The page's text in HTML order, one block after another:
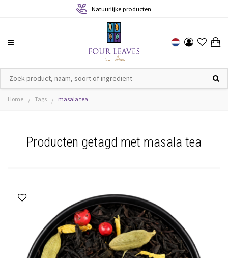
Natuurlijke producten
Home / Tags / masala tea
Producten getagd met masala tea